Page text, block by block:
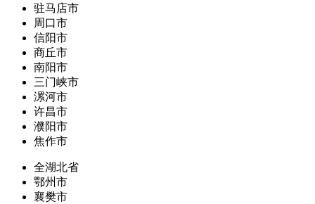
驻马店市
周口市
信阳市
商丘市
南阳市
三门峡市
漯河市
许昌市
濮阳市
焦作市
全湖北省
鄂州市
襄樊市